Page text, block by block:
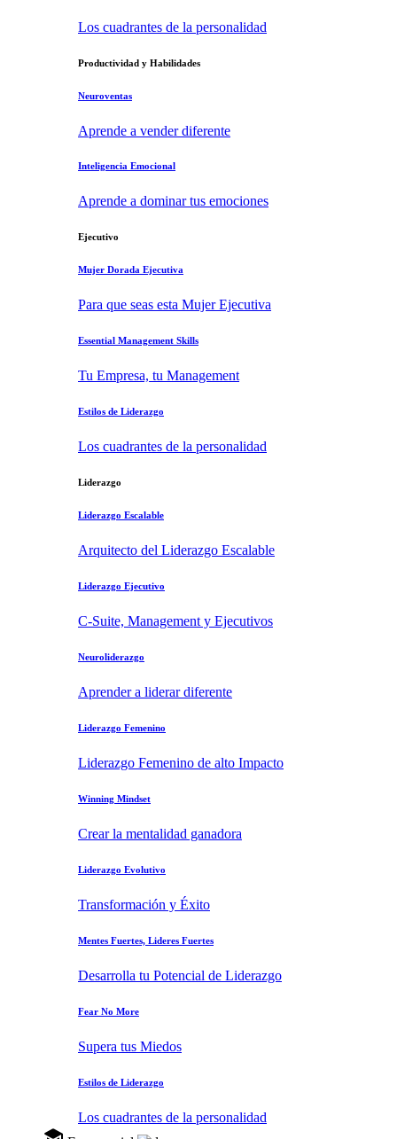
Los cuadrantes de la personalidad
Productividad y Habilidades
Neuroventas
Aprende a vender diferente
Inteligencia Emocional
Aprende a dominar tus emociones
Ejecutivo
Mujer Dorada Ejecutiva
Para que seas esta Mujer Ejecutiva
Essential Management Skills
Tu Empresa, tu Management
Estilos de Liderazgo
Los cuadrantes de la personalidad
Liderazgo
Liderazgo Escalable
Arquitecto del Liderazgo Escalable
Liderazgo Ejecutivo
C-Suite, Management y Ejecutivos
Neuroliderazgo
Aprender a liderar diferente
Liderazgo Femenino
Liderazgo Femenino de alto Impacto
Winning Mindset
Crear la mentalidad ganadora
Liderazgo Evolutivo
Transformación y Éxito
Mentes Fuertes, Lideres Fuertes
Desarrolla tu Potencial de Liderazgo
Fear No More
Supera tus Miedos
Estilos de Liderazgo
Los cuadrantes de la personalidad